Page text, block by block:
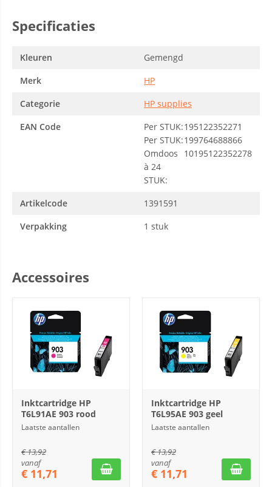
Specificaties
Kleuren
Gemengd
Merk
HP
Categorie
HP supplies
EAN Code
Per STUK:195122352271
Per STUK:199764688866
Omdoos
à 24
STUK:
10195122352278
Artikelcode
1391591
Verpakking
1 stuk
Accessoires
Inktcartridge HP
T6L91AE 903 rood
Laatste aantallen
€13,92
vanaf
€ 11,71
Inktcartridge HP
T6L95AE 903 geel
Laatste aantallen
€13,92
vanaf
€ 11,71